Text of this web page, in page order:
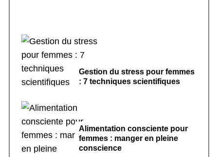
Gestion du stress pour femmes
: 7 techniques scientifiques
Alimentation consciente pour
femmes : manger en pleine
conscience